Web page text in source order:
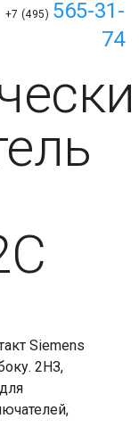
+7 (495) 565-31-
74
Siemens
2НЗ,